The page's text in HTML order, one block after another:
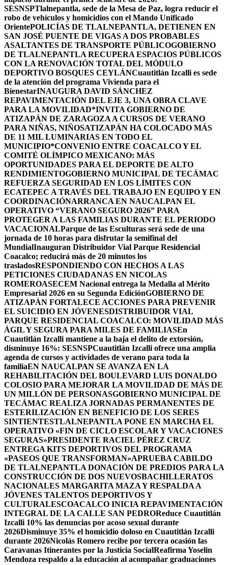
SESNSPTlalnepantla, sede de la Mesa de Paz, logra reducir el
robo de vehículos y homicidios con el Mando Unificado
OrientePOLICÍAS DE TLALNEPANTLA, ​DETIENEN EN
SAN JOSÉ PUENTE DE VIGAS A DOS PROBABLES
ASALTANTES DE TRANSPORTE PÚBLICOGOBIERNO
DE TLALNEPANTLA RECUPERA ESPACIOS PÚBLICOS
CON LA RENOVACIÓN TOTAL DEL MÓDULO
DEPORTIVO BOSQUES CEYLÁNCuautitlán Izcalli es sede
de la atención del programa Vivienda para el
BienestarINAUGURA DAVID SÁNCHEZ
REPAVIMENTACIÓN DEL EJE 3, UNA OBRA CLAVE
PARA LA MOVILIDAD*INVITA GOBIERNO DE
ATIZAPÁN DE ZARAGOZA A CURSOS DE VERANO
PARA NIÑAS, NIÑOSATIZAPÁN HA COLOCADO MÁS
DE 11 MIL LUMINARIAS EN TODO EL
MUNICIPIO*CONVENIO ENTRE COACALCO Y EL
COMITÉ OLÍMPICO MEXICANO: MÁS
OPORTUNIDADES PARA EL DEPORTE DE ALTO
RENDIMIENTOGOBIERNO MUNICIPAL DE TECÁMAC
REFUERZA SEGURIDAD EN LOS LÍMITES CON
ECATEPEC A TRAVÉS DEL TRABAJO EN EQUIPO Y EN
COORDINACIÓNARRANCA EN NAUCALPAN EL
OPERATIVO “VERANO SEGURO 2026” PARA
PROTEGER A LAS FAMILIAS DURANTE EL PERIODO
VACACIONALParque de las Esculturas será sede de una
jornada de 10 horas para disfrutar la semifinal del
MundialInauguran Distribuidor Vial Parque Residencial
Coacalco; reducirá más de 20 minutos los
trasladosRESPONDIENDO CON HECHOS A LAS
PETICIONES CIUDADANAS EN NICOLAS
ROMEROASECEM Nacional entrega la Medalla al Mérito
Empresarial 2026 en su Segunda EdiciónGOBIERNO DE
ATIZAPÁN FORTALECE ACCIONES PARA PREVENIR
EL SUICIDIO EN JÓVENESDISTRIBUIDOR VIAL
PARQUE RESIDENCIAL COACALCO: MOVILIDAD MÁS
ÁGIL Y SEGURA PARA MILES DE FAMILIASEn
Cuautitlán Izcalli mantiene a la baja el delito de extorsión,
disminuye 16%: SESNSPCuautitlán Izcalli ofrece una amplia
agenda de cursos y actividades de verano para toda la
familiaEN NAUCALPAN SE AVANZA EN LA
REHABILITACIÓN DEL BOULEVARD LUIS DONALDO
COLOSIO PARA MEJORAR LA MOVILIDAD DE MÁS DE
UN MILLÓN DE PERSONASGOBIERNO MUNICIPAL DE
TECÁMAC REALIZA JORNADAS PERMANENTES DE
ESTERILIZACIÓN EN BENEFICIO DE LOS SERES
SINTIENTESTLALNEPANTLA PONE EN MARCHA EL
OPERATIVO «FIN DE CICLO ESCOLAR Y VACACIONES
SEGURAS»PRESIDENTE RACIEL PÉREZ CRUZ
ENTREGA KITS DEPORTIVOS DEL PROGRAMA
«PASEOS QUE TRANSFORMAN»APRUEBA CABILDO
DE TLALNEPANTLA DONACIÓN DE PREDIOS PARA LA
CONSTRUCCIÓN DE DOS NUEVOSBACHILLERATOS
NACIONALES MARGARITA MAZA Y RESPALDA A
JÓVENES TALENTOS DEPORTIVOS Y
CULTURALESCOACALCO INICIA REPAVIMENTACIÓN
INTEGRAL DE LA CALLE SAN PEDROReduce Cuautitlán
Izcalli 10% las denuncias por acoso sexual durante
2026Disminuye 35% el homicidio doloso en Cuautitlán Izcalli
durante 2026Nicolás Romero recibe por tercera ocasión las
Caravanas Itinerantes por la Justicia SocialReafirma Yoselin
Mendoza respaldo a la educación al acompañar graduaciones